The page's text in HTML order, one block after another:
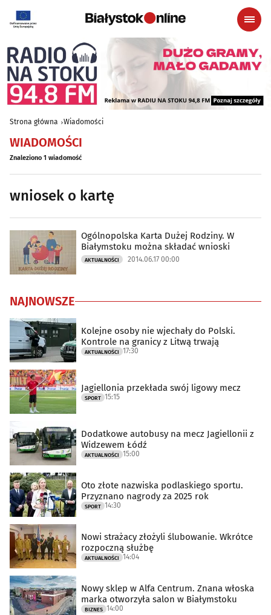
Strona główna Wiadomości
WIADOMOŚCI
Znaleziono 1 wiadomość
wniosek o kartę
Ogólnopolska Karta Dużej Rodziny. W
Białymstoku można składać wnioski
AKTUALNOŚCI 2014.06.17 00:00
NAJNOWSZE
Kolejne osoby nie wjechały do Polski.
Kontrole na granicy z Litwą trwają
AKTUALNOŚCI 17:30
Jagiellonia przekłada swój ligowy mecz
SPORT 15:15
Dodatkowe autobusy na mecz Jagiellonii z
Widzewem Łódź
AKTUALNOŚCI 15:00
Oto złote nazwiska podlaskiego sportu.
Przyznano nagrody za 2025 rok
SPORT 14:30
Nowi strażacy złożyli ślubowanie. Wkrótce
rozpoczną służbę
AKTUALNOŚCI 14:04
Nowy sklep w Alfa Centrum. Znana włoska
marka otworzyła salon w Białymstoku
BIZNES 14:00